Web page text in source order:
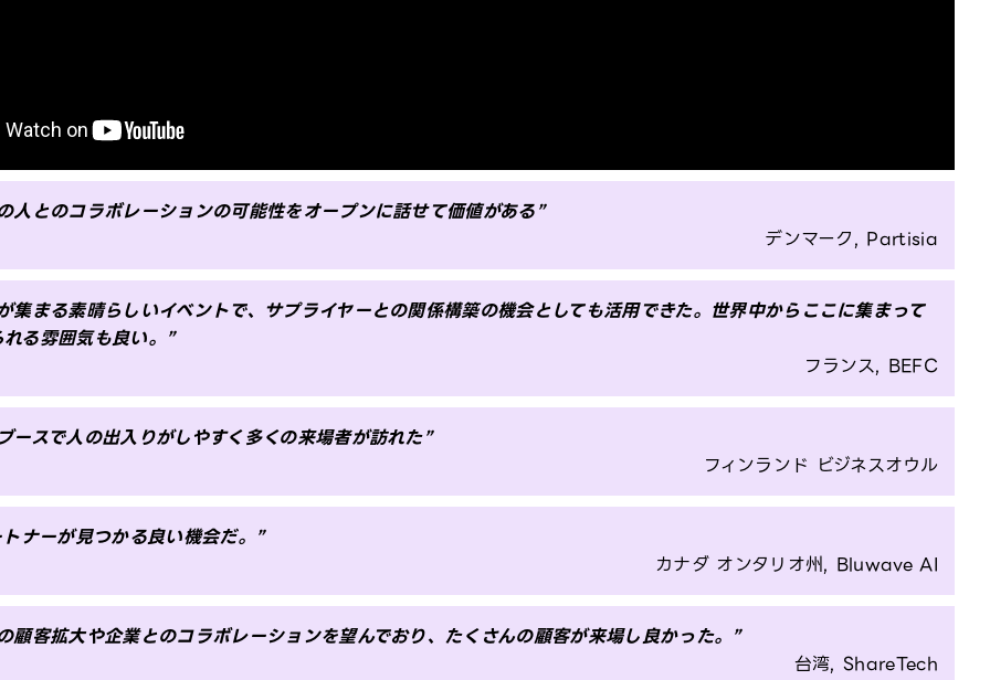
人とのコラボレーションの可能性をオープンに話せて価値がある”
デンマーク, Partisia
集まる素晴らしいイベントで、サプライヤーとの関係構築の機会としても活用できた。世界中からここに集まって
る雰囲気も良い。”
フランス, BEFC
ースで人の出入りがしやすく多くの来場者が訪れた”
フィンランド ビジネスオウル
ナーが見つかる良い機会だ。”
カナダ オンタリオ州, Bluwave AI
顧客拡大や企業とのコラボレーションを望んでおり、たくさんの顧客が来場し良かった。”
台湾, ShareTech